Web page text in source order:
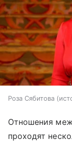
Роза Сябитова
Отношения
проходят